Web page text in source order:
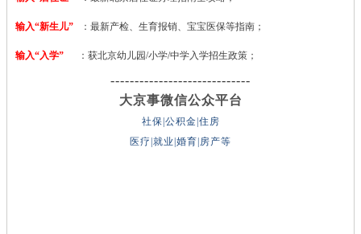
输入“新生儿” ：最新产检、生育报销、宝宝医保等指南；
输入“入学” ：获北京幼儿园/小学/中学入学招生政策；
-----------------------------
大京事微信公众平台
社保|公积金|住房
医疗|就业|婚育|房产等